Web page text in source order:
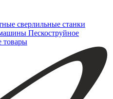
сверлильные станки
Пескоструйное
товары